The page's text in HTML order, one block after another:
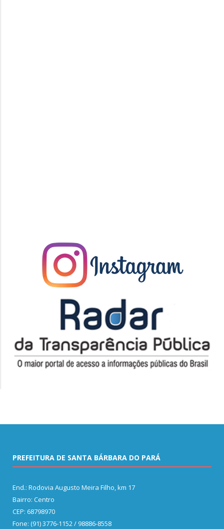
PREFEITURA DE SANTA BÁRBARA DO PARÁ
End.: Rodovia Augusto Meira Filho, km 17
Bairro: Centro
CEP: 68798970
Fone: (91) 3776-1152 / 98886-8558